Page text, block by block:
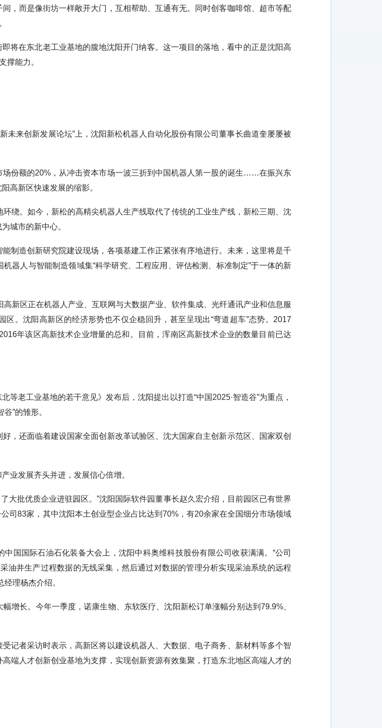
而是像街坊一样敞开大门，互相帮助、互通有无。同时创客咖啡馆、超市等配
在东北老工业基地的腹地沈阳开门纳客。这一项目的落地，看中的正是沈阳高
撑能力。
来创新发展论坛”上，沈阳新松机器人自动化股份有限公司董事长曲道奎屡屡被
份额的20%，从冲击资本市场一波三折到中国机器人第一股的诞生……在振兴东
高新区快速发展的缩影。
。如今，新松的高精尖机器人生产线取代了传统的工业生产线，新松三期、沈
城市的新中心。
造创新研究院建设现场，各项基建工作正紧张有序地进行。未来，这里将是千
器人与智能制造领域集“科学研究、工程应用、评估检测、标准制定”于一体的新
新区正在机器人产业、互联网与大数据产业、软件集成、光纤通讯产业和信息服
。沈阳高新区的经济形势也不仅企稳回升，甚至呈现出“弯道超车”态势。2017
年该区高新技术企业增量的总和。目前，浑南区高新技术企业的数量目前已达
老工业基地的若干意见》发布后，沈阳提出以打造“中国2025·智造谷”为重点，
”的雏形。
还面临着建设国家全面创新改革试验区、沈大国家自主创新示范区、国家双创
发展齐头并进，发展信心倍增。
批优质企业进驻园区。”沈阳国际软件园董事长赵久宏介绍，目前园区已有世界
司83家，其中沈阳本土创业型企业占比达到70%，有20余家在全国细分市场领域
国际石油石化装备大会上，沈阳中科奥维科技股份有限公司收获满满。“公司
油井生产过程数据的无线采集，然后通过对数据的管理分析实现采油系统的远程
理杨杰介绍。
长。今年一季度，诺康生物、东软医疗、沈阳新松订单涨幅分别达到79.9%、
者采访时表示，高新区将以建设机器人、大数据、电子商务、新材料等多个智
端人才创新创业基地为支撑，实现创新资源有效集聚，打造东北地区高端人才的